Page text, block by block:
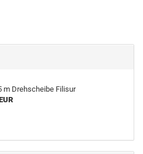
m Drehscheibe Filisur